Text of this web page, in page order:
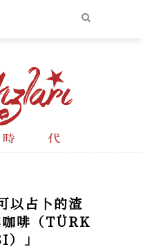
以占卜的渣
啡（TÜRK
」